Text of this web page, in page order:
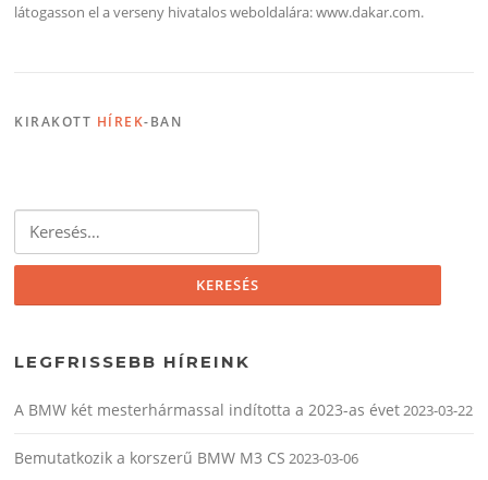
látogasson el a verseny hivatalos weboldalára: www.dakar.com.
KIRAKOTT HÍREK-BAN
LEGFRISSEBB HÍREINK
A BMW két mesterhármassal indította a 2023-as évet2023-03-22
Bemutatkozik a korszerű BMW M3 CS 2023-03-06